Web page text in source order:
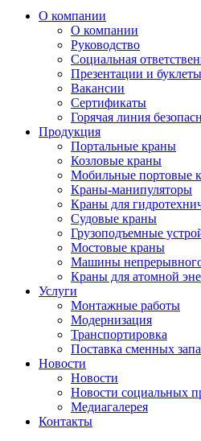
О компании
О компании
Руководство
Социальная
Презентации и буклеты
Вакансии
Сертификаты
Горячая линия
Продукция
Портальные краны
Козловые краны
Мобильные портовые
Краны-манипуляторы
Краны для
Судовые краны
Грузоподъемные
Мостовые краны
Машины непрерывного
Краны для атомной
Услуги
Монтажные работы
Модернизация
Транспортировка
Поставка сменных
Новости
Новости
Новости социальных
Медиагалерея
Контакты